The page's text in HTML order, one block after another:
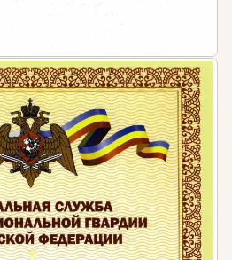
от 09.01.1996 № 3 «О
населения» при
ионизирующего
обязаны проводить
руководителей и
специалистов служб
контроля и других лиц,
с источниками
по вопросам
безопасности